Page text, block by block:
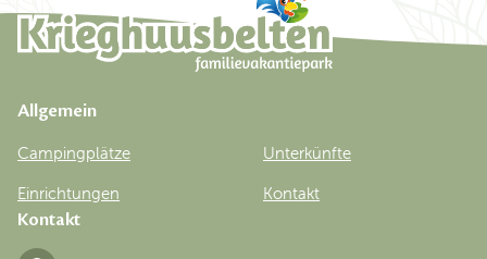
Kontakt
Allgemein
Campingplätze Unterkünfte
Einrichtungen Kontakt